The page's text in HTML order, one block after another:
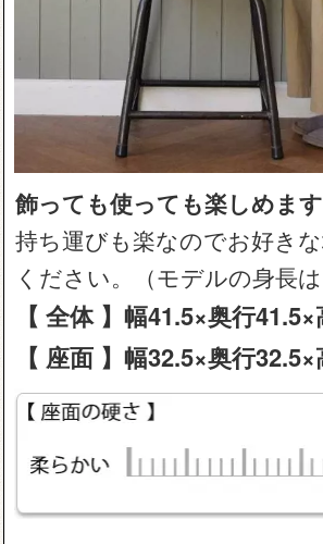
飾っても使っても楽しめます
持ち運びも楽なのでお好き
ください。（モデルの身長は
【 全体 】幅41.5×奥行
【 座面 】幅32.5×奥行